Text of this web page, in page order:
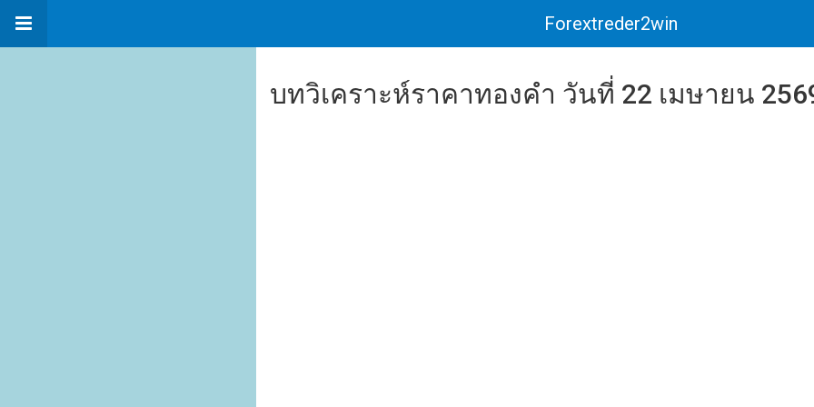
Forextreder2win
บทวิเคราะห์ราคาทองคำ วันที่ 22 เมษายน